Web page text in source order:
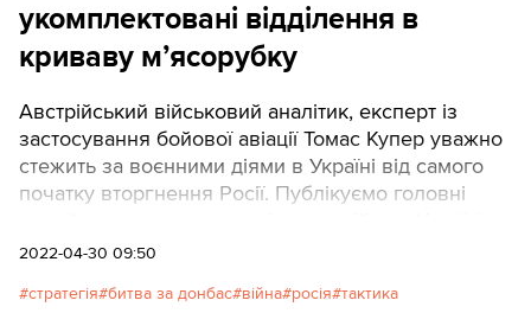
укомплектовані відділення в
криваву м’ясорубку
Австрійський військовий аналітик, експерт із
застосування бойової авіації Томас Купер уважно
стежить за воєнними діями в Україні від самого
початку вторгнення Росії. Публікуємо головні
2022-04-30 09:50
стратегія битва за донбас війна росія тактика